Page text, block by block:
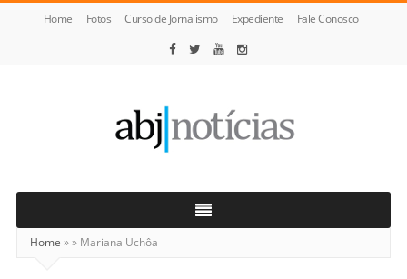
Home Fotos Curso de Jornalismo Expediente Fale Conosco
Notícias
Home »» Mariana Uchôa